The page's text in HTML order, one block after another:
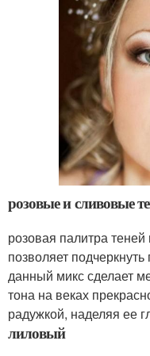
розовые и сливовые
розовая палитра
позволяет
данный микс сделает
тона на веках
радужкой, наделяя ее
лиловый